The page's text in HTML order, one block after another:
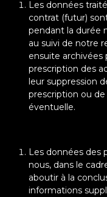
Les données
contrat (futur)
pendant la durée
au suivi de notre
ensuite archivées
prescription des
leur suppression
prescription ou
éventuelle.
Les données des
nous, dans le
aboutir à la
informations